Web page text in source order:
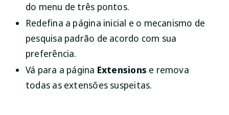
do menu de três pontos.
Redefina a página inicial e o mecanismo de
pesquisa padrão de acordo com sua
preferência.
Vá para a página Extensions e remova
todas as extensões suspeitas.